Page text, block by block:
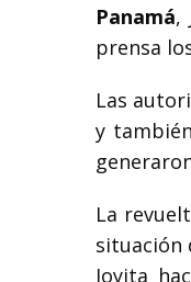
Panamá,
prensa
Las
y
La
situación
Joyita